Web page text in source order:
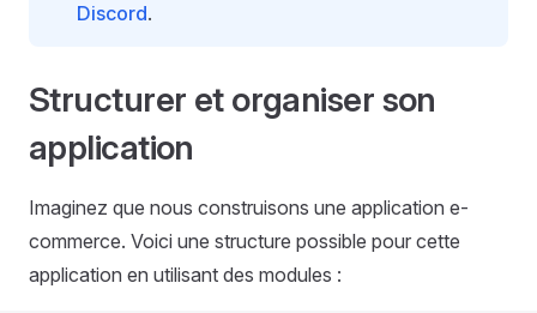
Discord.
Structurer et organiser son
application
Imaginez que nous construisons une application e-
commerce. Voici une structure possible pour cette
application en utilisant des modules :